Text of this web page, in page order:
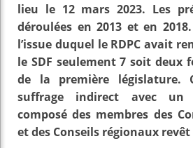
lieu le 12 mars 2023. Les
déroulées en 2013 et en
l’issue duquel le RDPC avait
le SDF seulement 7 soit deux
de la première législature.
suffrage indirect avec un
composé des membres des
et des Conseils régionaux